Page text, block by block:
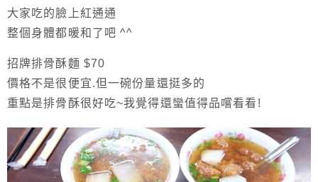
大家吃的臉上紅通通
整個身體都暖和了吧 ^^
招牌排骨酥麵 $70
價格不是很便宜.但一碗份量還挺多的
重點是排骨酥很好吃~我覺得還蠻值得品嚐看看!